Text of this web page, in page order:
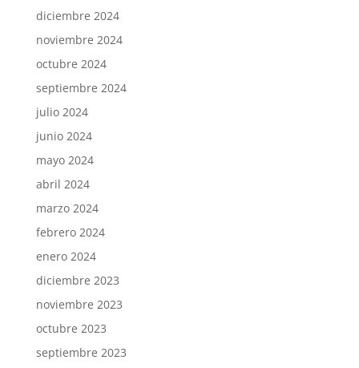
diciembre 2024
noviembre 2024
octubre 2024
septiembre 2024
julio 2024
junio 2024
mayo 2024
abril 2024
marzo 2024
febrero 2024
enero 2024
diciembre 2023
noviembre 2023
octubre 2023
septiembre 2023